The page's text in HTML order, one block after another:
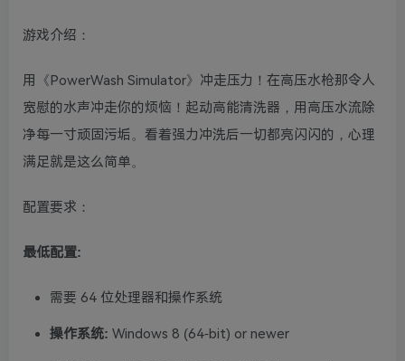
游戏介绍：
用《PowerWash Simulator》冲走压力！在高压水枪那令人
宽慰的水声冲走你的烦恼！起动高能清洗器，用高压水流除
净每一寸顽固污垢。看着强力冲洗后一切都亮闪闪的，心理
满足就是这么简单。
配置要求：
最低配置:
需要 64 位处理器和操作系统
操作系统: Windows 8 (64-bit) or newer